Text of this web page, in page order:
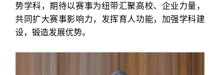
势学科，期待以赛事为纽带汇聚高校、企业力量，
共同扩大赛事影响力，发挥育人功能，加强学科建
设，锻造发展优势。